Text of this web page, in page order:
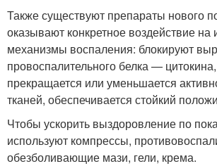
Также существуют препараты нового
оказывают конкретное воздействие
механизмы воспаления: блокируют
провоспалительного белка —
прекращается или уменьшается
тканей, обеспечивается стойкий
Чтобы ускорить выздоровление по
используют компрессы,
обезболивающие мази, гели, крема.